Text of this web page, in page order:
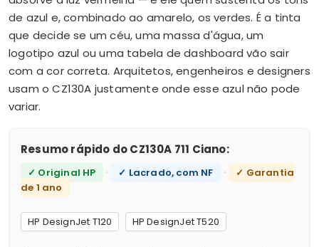
de azul e, combinado ao amarelo, os verdes. É a tinta
que decide se um céu, uma massa d'água, um
logotipo azul ou uma tabela de dashboard vão sair
com a cor correta. Arquitetos, engenheiros e designers
usam o CZ130A justamente onde esse azul não pode
variar.
Resumo rápido do CZ130A 711 Ciano:
✓ Original HP · ✓ Lacrado, com NF ·
✓ Garantia
de 1 ano
HP DesignJet T120 HP DesignJet T520